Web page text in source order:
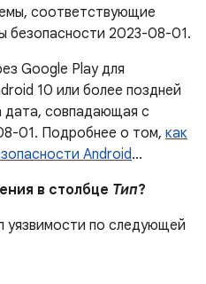
соответствующие
безопасности 2023-08-01.
Google Play для
10 или более поздней
дата, совпадающая с
01. Подробнее о том, как
Android…
в столбце Тип?
уязвимости по следующей